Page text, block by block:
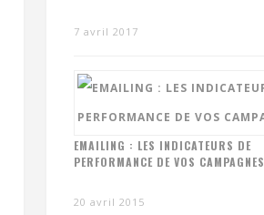
7 avril 2017
EMAILING : LES INDICATEURS DE
PERFORMANCE DE VOS CAMPAGNES
20 avril 2015